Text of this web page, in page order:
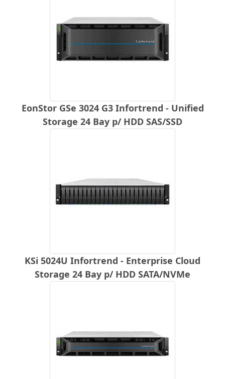
EonStor GSe 3024 G3 Infortrend - Unified
Storage 24 Bay p/ HDD SAS/SSD
KSi 5024U Infortrend - Enterprise Cloud
Storage 24 Bay p/ HDD SATA/NVMe